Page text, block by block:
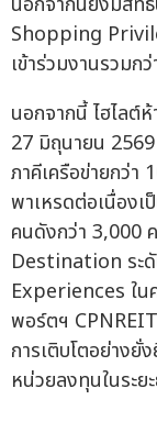
Shopping
เข้าร่วมงานรวมก
นอกจากนี้ ไฮไลต์
27 มิถุนายน
ภาคีเครือข่ายกว่า
พาเหรดต่อเนื่องเ
คนดังกว่า 3,000
Destination ระ
Experiences ใน
พอร์ตฯ
การเติบโตอย่าง
หน่วยลงทุนในระย